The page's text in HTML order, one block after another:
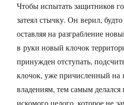
Чтобы испытать защитников
затеял стычку. Он верил,
оставляя на разграбление
в руки новый клочок
принужден отступать,
клочок, уже причисленный на
владениям, тем самым делался
искомого целого, которое не